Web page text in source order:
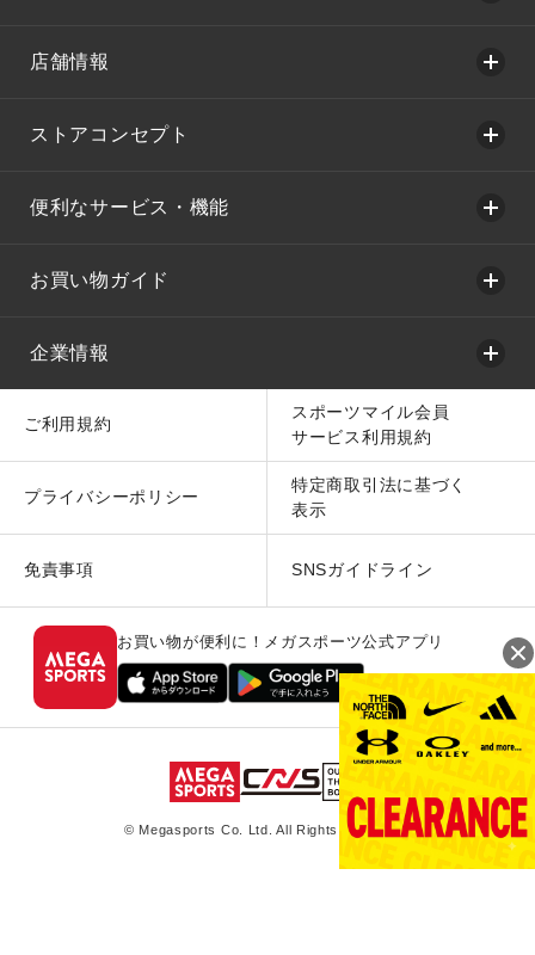
店舗情報
ストアコンセプト
便利なサービス・機能
お買い物ガイド
企業情報
ご利用規約
スポーツマイル会員
サービス利用規約
プライバシーポリシー
特定商取引法に基づく
表示
免責事項 SNSガイドライン
お買い物が便利に！メガスポーツ公式アプリ
© Megasports Co. Ltd. All Rights Reserved.